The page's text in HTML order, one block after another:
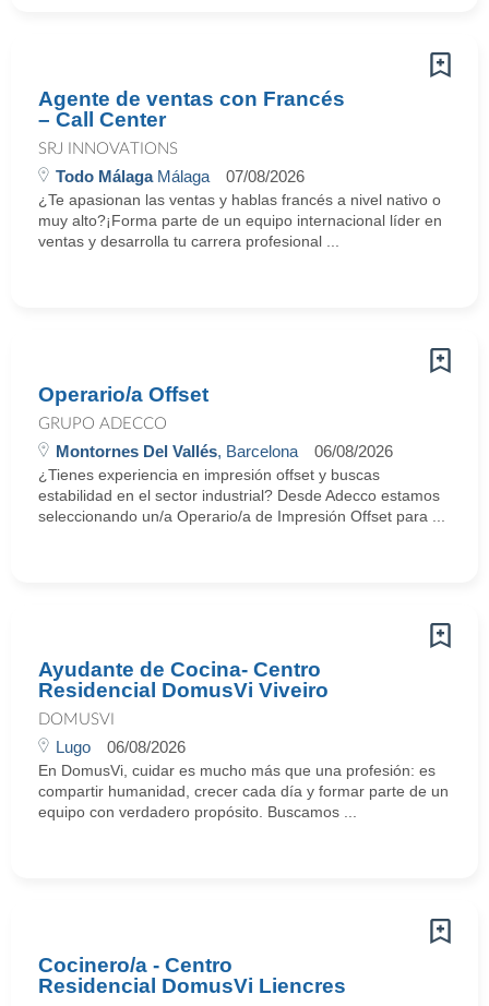
Agente de ventas con Francés
– Call Center
SRJ INNOVATIONS
Todo MálagaMálaga 07/08/2026
¿Te apasionan las ventas y hablas francés a nivel nativo o
muy alto?¡Forma parte de un equipo internacional líder en
ventas y desarrolla tu carrera profesional ...
Operario/a Offset
GRUPO ADECCO
Montornes Del Vallés, Barcelona 06/08/2026
¿Tienes experiencia en impresión offset y buscas
estabilidad en el sector industrial? Desde Adecco estamos
seleccionando un/a Operario/a de Impresión Offset para ...
Ayudante de Cocina- Centro
Residencial DomusVi Viveiro
DOMUSVI
Lugo 06/08/2026
En DomusVi, cuidar es mucho más que una profesión: es
compartir humanidad, crecer cada día y formar parte de un
equipo con verdadero propósito. Buscamos ...
Cocinero/a - Centro
Residencial DomusVi Liencres